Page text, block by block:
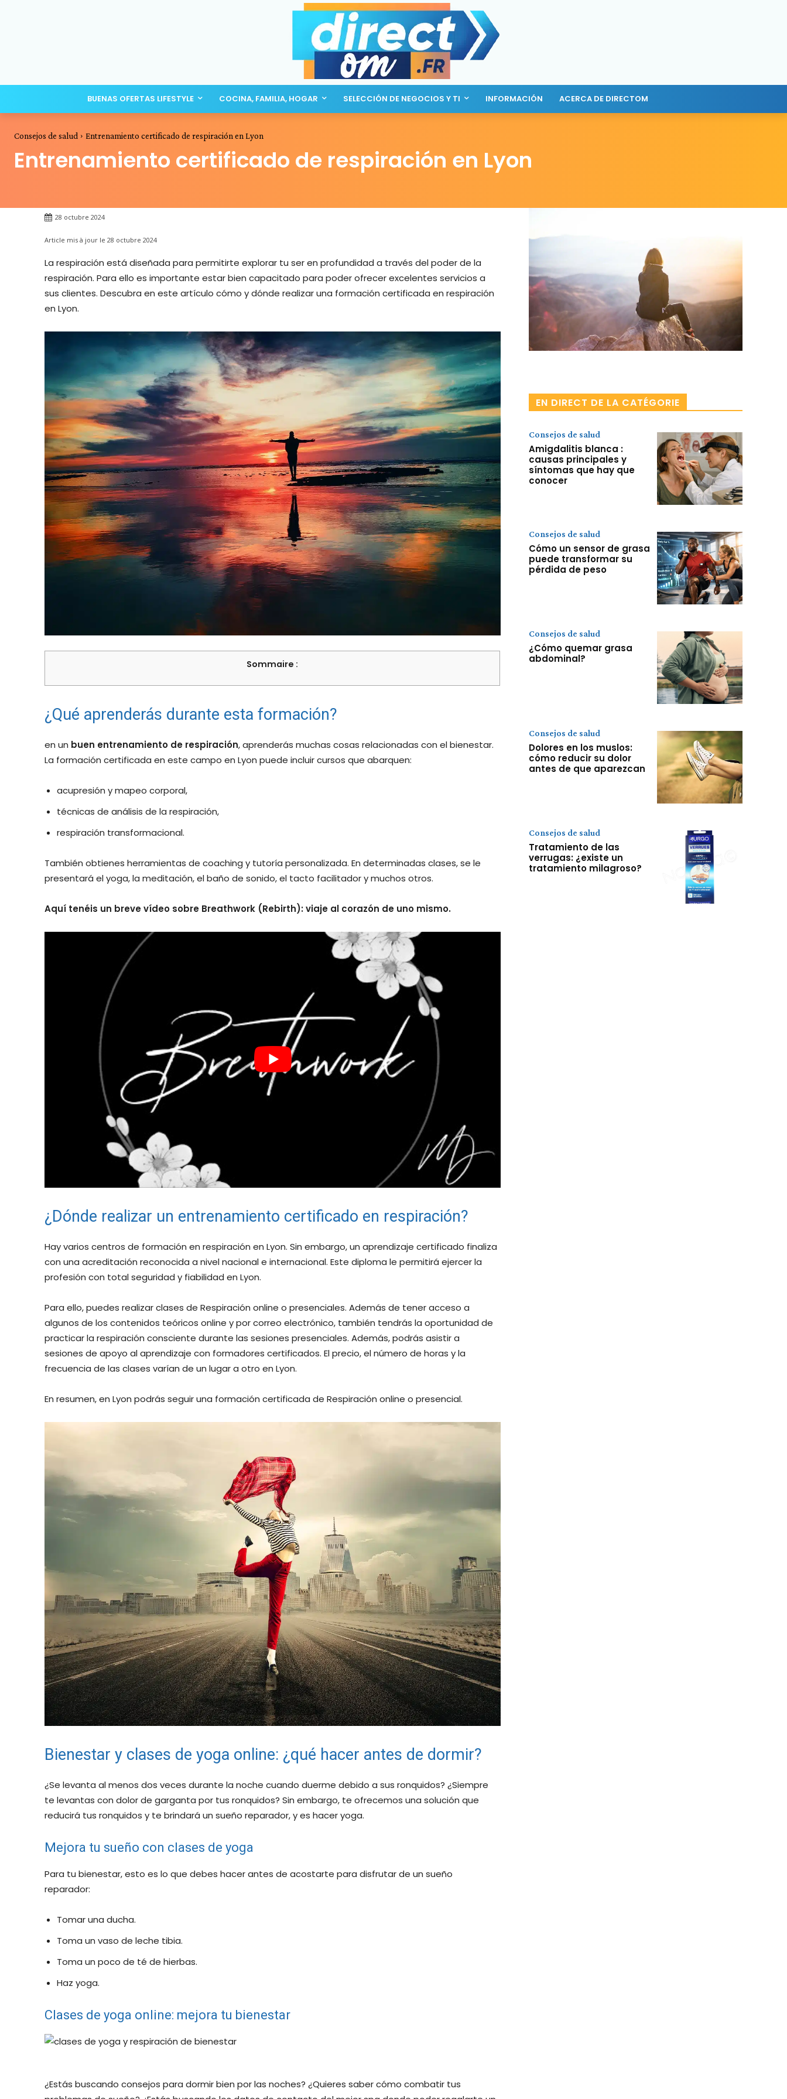
BUENAS OFERTAS LIFESTYLE COCINA, FAMILIA, HOGAR SELECCIÓN DE NEGOCIOS Y TI INFORMACIÓN ACERCA DE DIRECTOM
Consejos de salud Entrenamiento certificado de respiración en Lyon
Entrenamiento certificado de respiración en Lyon
28 octubre 2024
Article mis à jour le 28 octubre 2024
La respiración está diseñada para permitirte explorar tu ser en profundidad a través del poder de la
respiración. Para ello es importante estar bien capacitado para poder ofrecer excelentes servicios a
sus clientes. Descubra en este artículo cómo y dónde realizar una formación certificada en respiración
en Lyon.
Sommaire :
¿Qué aprenderás durante esta formación?
en un buen entrenamiento de respiración, aprenderás muchas cosas relacionadas con el bienestar.
La formación certificada en este campo en Lyon puede incluir cursos que abarquen:
acupresión y mapeo corporal,
técnicas de análisis de la respiración,
respiración transformacional.
También obtienes herramientas de coaching y tutoría personalizada. En determinadas clases, se le
presentará el yoga, la meditación, el baño de sonido, el tacto facilitador y muchos otros.
Aquí tenéis un breve vídeo sobre Breathwork (Rebirth): viaje al corazón de uno mismo.
¿Dónde realizar un entrenamiento certificado en respiración?
Hay varios centros de formación en respiración en Lyon. Sin embargo, un aprendizaje certificado finaliza
con una acreditación reconocida a nivel nacional e internacional. Este diploma le permitirá ejercer la
profesión con total seguridad y fiabilidad en Lyon.
Para ello, puedes realizar clases de Respiración online o presenciales. Además de tener acceso a
algunos de los contenidos teóricos online y por correo electrónico, también tendrás la oportunidad de
practicar la respiración consciente durante las sesiones presenciales. Además, podrás asistir a
sesiones de apoyo al aprendizaje con formadores certificados. El precio, el número de horas y la
frecuencia de las clases varían de un lugar a otro en Lyon.
En resumen, en Lyon podrás seguir una formación certificada de Respiración online o presencial.
Bienestar y clases de yoga online: ¿qué hacer antes de dormir?
¿Se levanta al menos dos veces durante la noche cuando duerme debido a sus ronquidos? ¿Siempre
te levantas con dolor de garganta por tus ronquidos? Sin embargo, te ofrecemos una solución que
reducirá tus ronquidos y te brindará un sueño reparador, y es hacer yoga.
Mejora tu sueño con clases de yoga
Para tu bienestar, esto es lo que debes hacer antes de acostarte para disfrutar de un sueño
reparador:
Tomar una ducha.
Toma un vaso de leche tibia.
Toma un poco de té de hierbas.
Haz yoga.
Clases de yoga online: mejora tu bienestar
¿Estás buscando consejos para dormir bien por las noches? ¿Quieres saber cómo combatir tus
EN DIRECT DE LA CATÉGORIE
Consejos de salud
Amigdalitis blanca :
causas principales y
síntomas que hay que
conocer
Consejos de salud
Cómo un sensor de grasa
puede transformar su
pérdida de peso
Consejos de salud
¿Cómo quemar grasa
abdominal?
Consejos de salud
Dolores en los muslos:
cómo reducir su dolor
antes de que aparezcan
Consejos de salud
Tratamiento de las
verrugas: ¿existe un
tratamiento milagroso?